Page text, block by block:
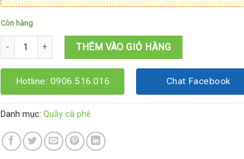
Còn hàng
Quầy cà phê mang đi sinh tố nước ép 1M5X1M2X2M số lượng
THÊM VÀO GIỎ HÀNG
Hotline: 0906.516.016 Chat Facebook
Danh mục: Quầy cà phê